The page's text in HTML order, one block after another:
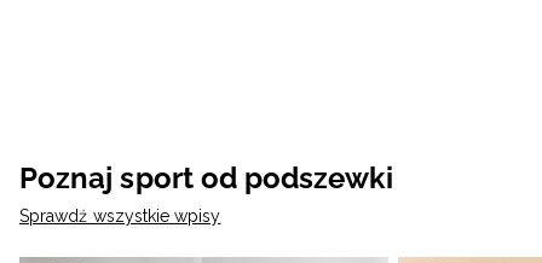
Poznaj sport od podszewki
Sprawdź wszystkie wpisy